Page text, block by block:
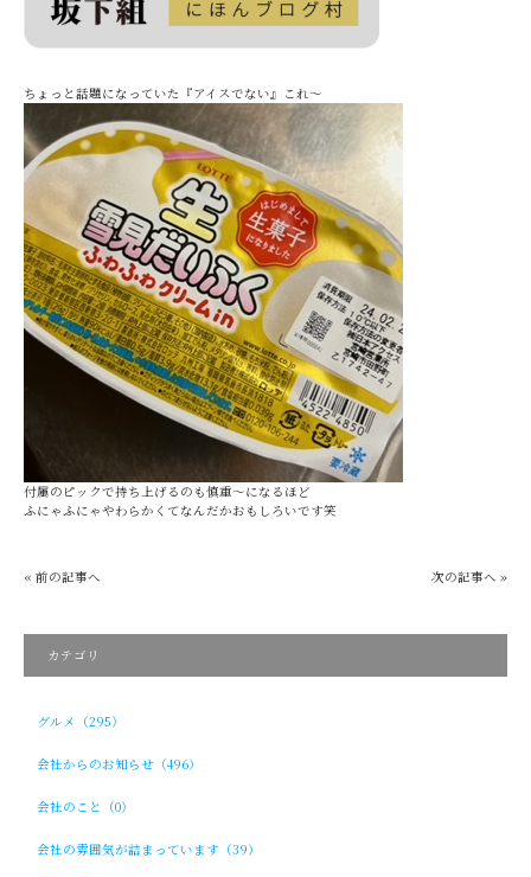
ちょっと話題になっていた『アイスでない』これ～
付属のピックで持ち上げるのも慎重～になるほど
ふにゃふにゃやわらかくてなんだかおもしろいです笑
« 前の記事へ 次の記事へ »
カテゴリ
グルメ（295）
会社からのお知らせ（496）
会社のこと（0）
会社の雰囲気が詰まっています（39）